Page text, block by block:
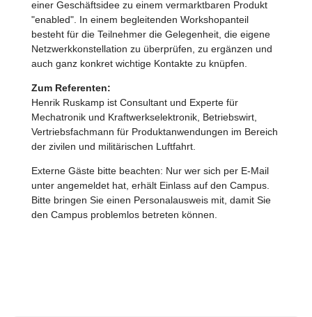
einer Geschäftsidee zu einem vermarktbaren Produkt
"enabled". In einem begleitenden Workshopanteil
besteht für die Teilnehmer die Gelegenheit, die eigene
Netzwerkkonstellation zu überprüfen, zu ergänzen und
auch ganz konkret wichtige Kontakte zu knüpfen.
Zum Referenten:
Henrik Ruskamp ist Consultant und Experte für
Mechatronik und Kraftwerkselektronik, Betriebswirt,
Vertriebsfachmann für Produktanwendungen im Bereich
der zivilen und militärischen Luftfahrt.
Externe Gäste bitte beachten: Nur wer sich per E-Mail
unter angemeldet hat, erhält Einlass auf den Campus.
Bitte bringen Sie einen Personalausweis mit, damit Sie
den Campus problemlos betreten können.